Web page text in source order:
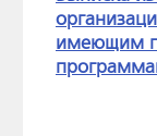
имеющим